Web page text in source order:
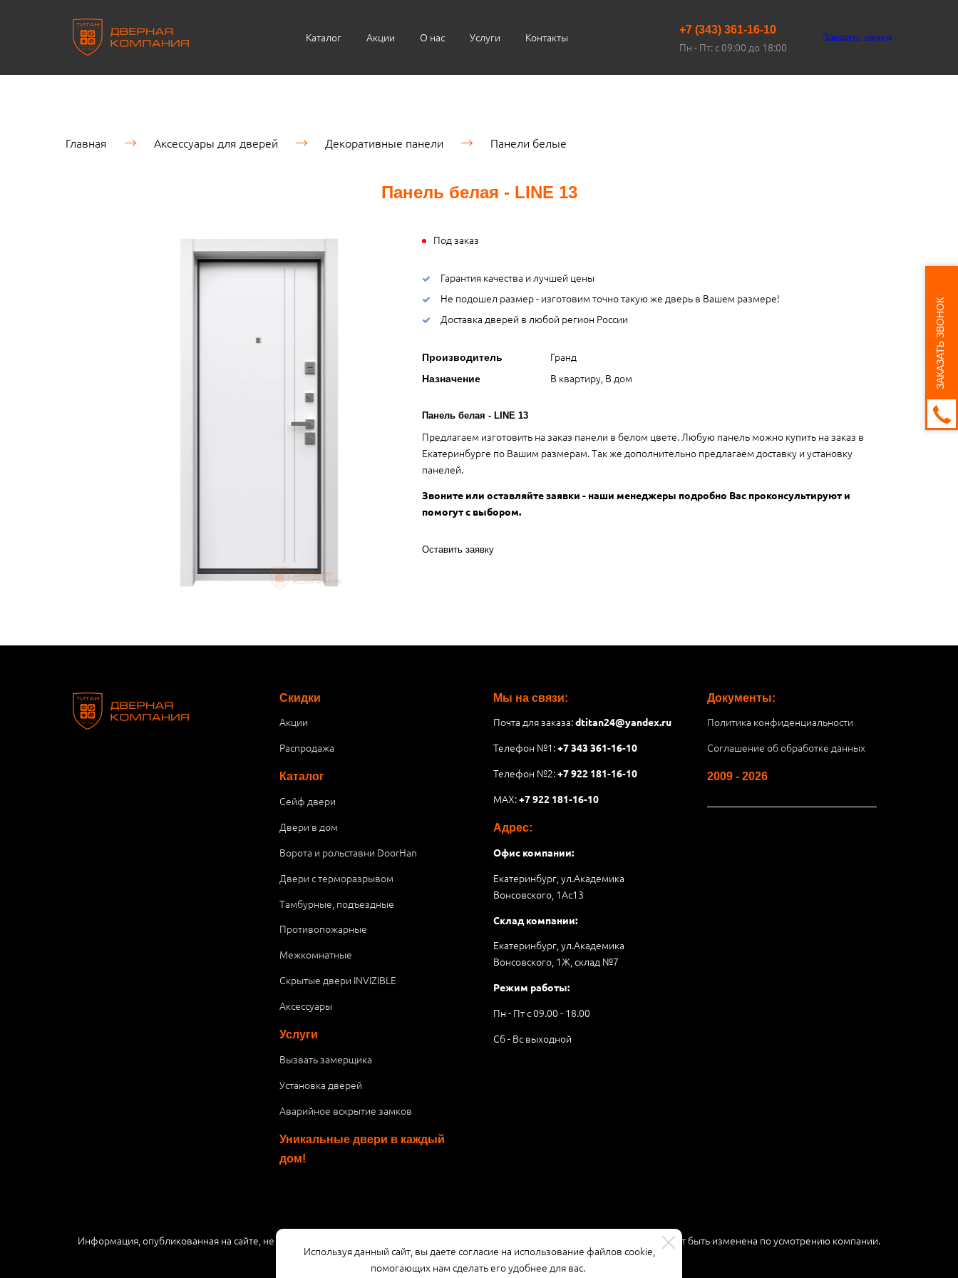
Каталог Акции О нас Услуги Контакты
+7 (343) 361-16-10
Пн - Пт: с 09:00 до 18:00
Заказать звонок
Используя данный сайт, вы даете согласие на использование файлов cookie,
помогающих нам сделать его удобнее для вас.
Главная Аксессуары для дверей Декоративные панели Панели белые
Панель белая - LINE 13
Под заказ
Гарантия качества и лучшей цены
Не подошел размер - изготовим точно такую же дверь в Вашем размере!
Доставка дверей в любой регион России
Производитель Гранд
Назначение В квартиру, В дом
Панель белая - LINE 13
Предлагаем изготовить на заказ панели в белом цвете. Любую панель можно купить на заказ в
Екатеринбурге по Вашим размерам. Так же дополнительно предлагаем доставку и установку
панелей.
Звоните или оставляйте заявки - наши менеджеры подробно Вас проконсультируют и
помогут с выбором.
Оставить заявку
Скидки
Акции
Распродажа
Каталог
Сейф двери
Двери в дом
Ворота и рольставни DoorHan
Двери с терморазрывом
Тамбурные, подъездные
Противопожарные
Межкомнатные
Скрытые двери INVIZIBLE
Аксессуары
Услуги
Вызвать замерщика
Установка дверей
Аварийное вскрытие замков
Уникальные двери в каждый
дом!
Мы на связи:
Почта для заказа:dtitan24@yandex.ru
Телефон №1:+7 343 361-16-10
Телефон №2:+7 922 181-16-10
MAX:+7 922 181-16-10
Адрес:
Офис компании:
Екатеринбург, ул.Академика
Вонсовского, 1Аc13
Склад компании:
Екатеринбург, ул.Академика
Вонсовского, 1Ж, склад №7
Режим работы:
Пн - Пт с 09.00 - 18.00
Сб - Вс выходной
Документы:
Политика конфиденциальности
Соглашение об обработке данных
2009 - 2026
Информация, опубликованная на сайте, не является публичной офертой или рекламой, а носит информационный характер и может быть изменена по усмотрению компании.
ЗАКАЗАТЬ ЗВОНОК